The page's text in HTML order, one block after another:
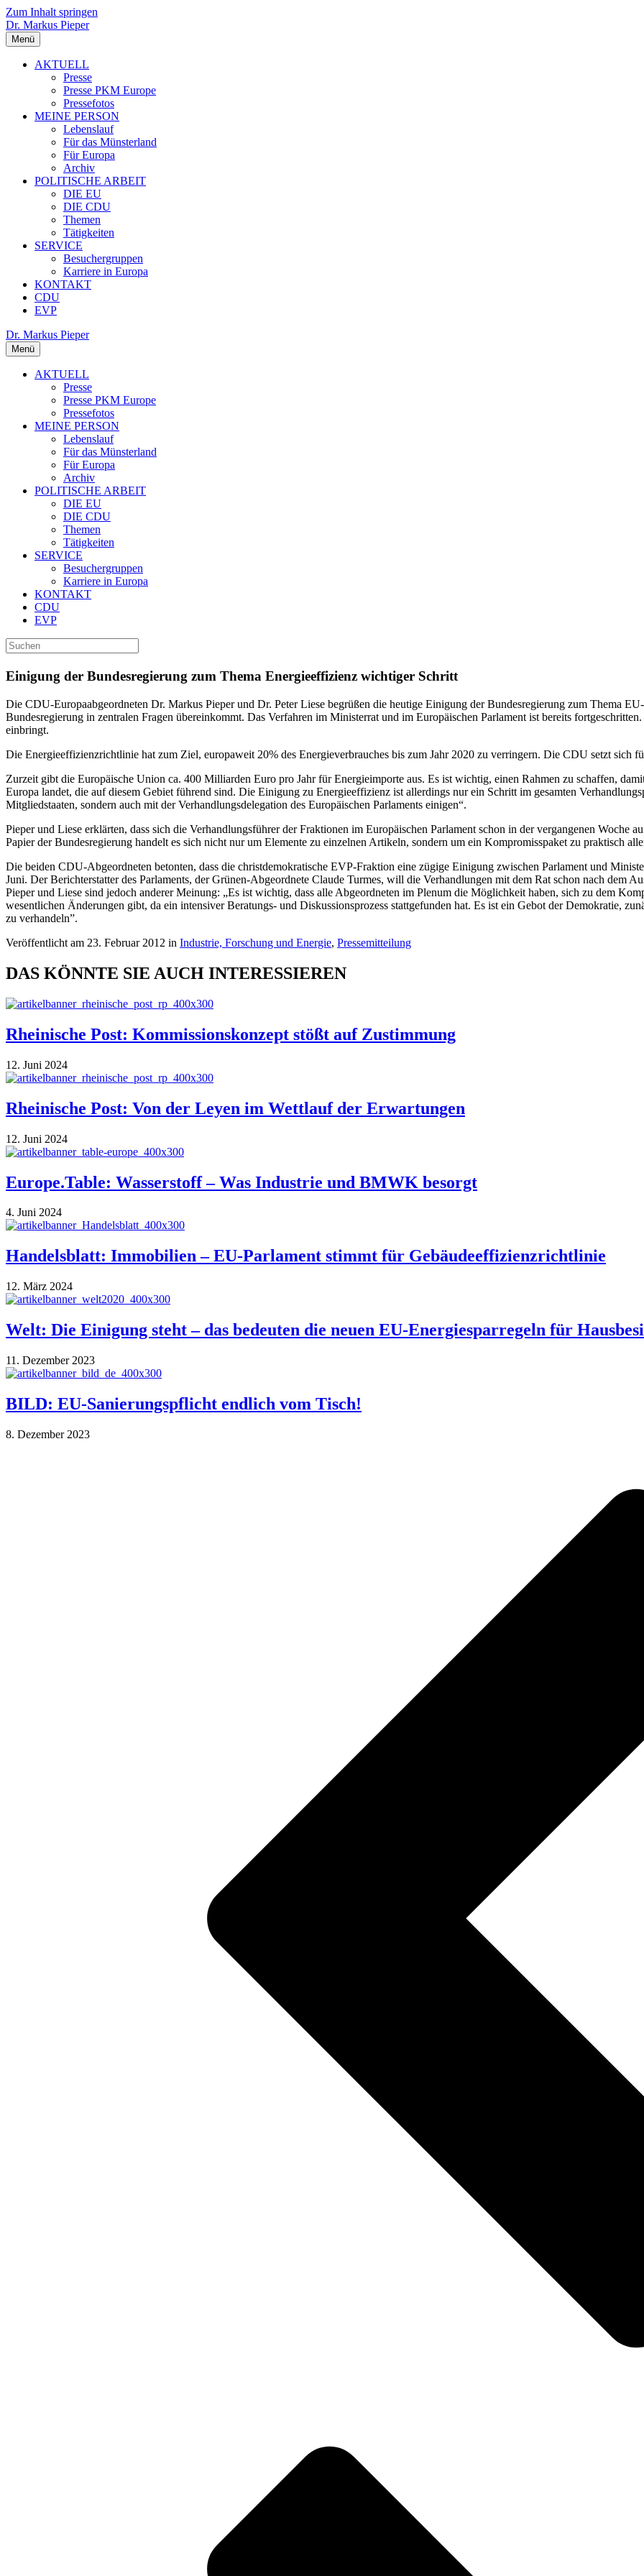
Zum Inhalt springen
Dr. Markus Pieper
Menü
AKTUELL
Presse
Presse PKM Europe
Pressefotos
MEINE PERSON
Lebenslauf
Für das Münsterland
Für Europa
Archiv
POLITISCHE ARBEIT
DIE EU
DIE CDU
Themen
Tätigkeiten
SERVICE
Besuchergruppen
Karriere in Europa
KONTAKT
CDU
EVP
Dr. Markus Pieper
Menü
AKTUELL
Presse
Presse PKM Europe
Pressefotos
MEINE PERSON
Lebenslauf
Für das Münsterland
Für Europa
Archiv
POLITISCHE ARBEIT
DIE EU
DIE CDU
Themen
Tätigkeiten
SERVICE
Besuchergruppen
Karriere in Europa
KONTAKT
CDU
EVP
Einigung der Bundesregierung zum Thema Energieeffizienz wichtiger Schritt
Die CDU-Europaabgeordneten Dr. Markus Pieper und Dr. Peter Liese begrüßen die heutige Einigung der Bundesregierung zum Thema
Bundesregierung in zentralen Fragen übereinkommt. Das Verfahren im Ministerrat und im Europäischen Parlament ist bereits
einbringt.
Die Energieeffizienzrichtlinie hat zum Ziel, europaweit 20% des Energieverbrauches bis zum Jahr 2020 zu verringern. Die CDU setzt sich
Zurzeit gibt die Europäische Union ca. 400 Milliarden Euro pro Jahr für Energieimporte aus. Es ist wichtig, einen Rahmen zu schaffen,
Europa landet, die auf diesem Gebiet führend sind. Die Einigung zu Energieeffizienz ist allerdings nur ein Schritt im gesamten
Mitgliedstaaten, sondern auch mit der Verhandlungsdelegation des Europäischen Parlaments einigen“.
Pieper und Liese erklärten, dass sich die Verhandlungsführer der Fraktionen im Europäischen Parlament schon in der vergangenen Woche
Papier der Bundesregierung handelt es sich nicht nur um Elemente zu einzelnen Artikeln, sondern um ein Kompromisspaket zu praktisch
Die beiden CDU-Abgeordneten betonten, dass die christdemokratische EVP-Fraktion eine zügige Einigung zwischen Parlament und
Juni. Der Berichterstatter des Parlaments, der Grünen-Abgeordnete Claude Turmes, will die Verhandlungen mit dem Rat schon nach dem
Pieper und Liese sind jedoch anderer Meinung: „Es ist wichtig, dass alle Abgeordneten im Plenum die Möglichkeit haben, sich zu dem
wesentlichen Änderungen gibt, da ein intensiver Beratungs- und Diskussionsprozess stattgefunden hat. Es ist ein Gebot der Demokratie,
zu verhandeln”.
Veröffentlicht am 23. Februar 2012 in Industrie, Forschung und Energie, Pressemitteilung
DAS KÖNNTE SIE AUCH INTERESSIEREN
Rheinische Post: Kommissionskonzept stößt auf Zustimmung
12. Juni 2024
Rheinische Post: Von der Leyen im Wettlauf der Erwartungen
12. Juni 2024
Europe.Table: Wasserstoff – Was Industrie und BMWK besorgt
4. Juni 2024
Handelsblatt: Immobilien – EU-Parlament stimmt für Gebäudeeffizienzrichtlinie
12. März 2024
Welt: Die Einigung steht – das bedeuten die neuen EU-Energiesparregeln für
11. Dezember 2023
BILD: EU-Sanierungspflicht endlich vom Tisch!
8. Dezember 2023